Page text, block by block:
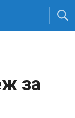
за